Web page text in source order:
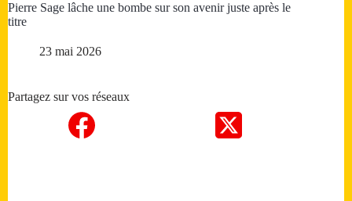
Pierre Sage lâche une bombe sur son avenir juste après le
titre
23 mai 2026
Partagez sur vos réseaux